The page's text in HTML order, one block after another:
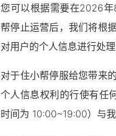
您可以根据需要在2026
帮停止运营后，我们将根
对用户的个人信息进行处理
对于住小帮停服给您带来
个人信息权利的行使有任
时间为 10:00~19:00）与我